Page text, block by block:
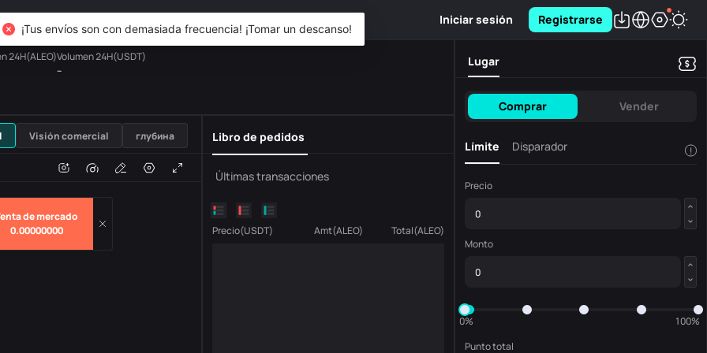
Iniciar sesión Registrarse
de mercado
0.00000000
24H(ALEO)Volumen 24H(USDT)
--
USDT
Volumen
Visión comercial глубина Libro de pedidos
Últimas transacciones
Precio(USDT) Amt(ALEO) Total(ALEO)
Lugar
Comprar Vender
Límite Disparador !
Precio
Monto
0%
100%
Punto total
¡Tus envíos son con demasiada frecuencia! ¡Tomar un descanso!